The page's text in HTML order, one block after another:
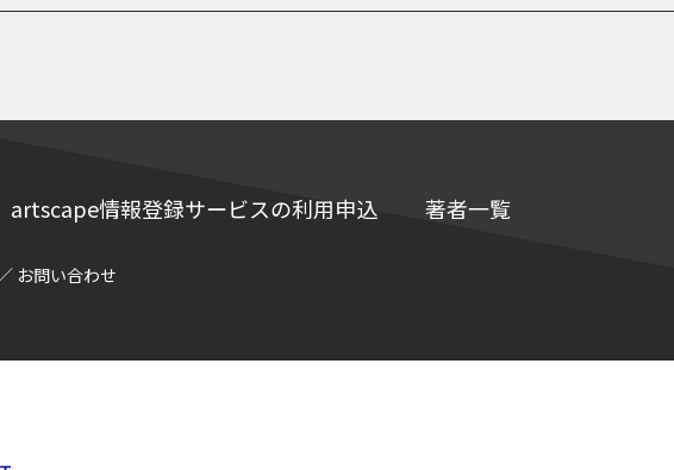
artscape情報登録サービスの利用申込 著者一覧
お問い合わせ